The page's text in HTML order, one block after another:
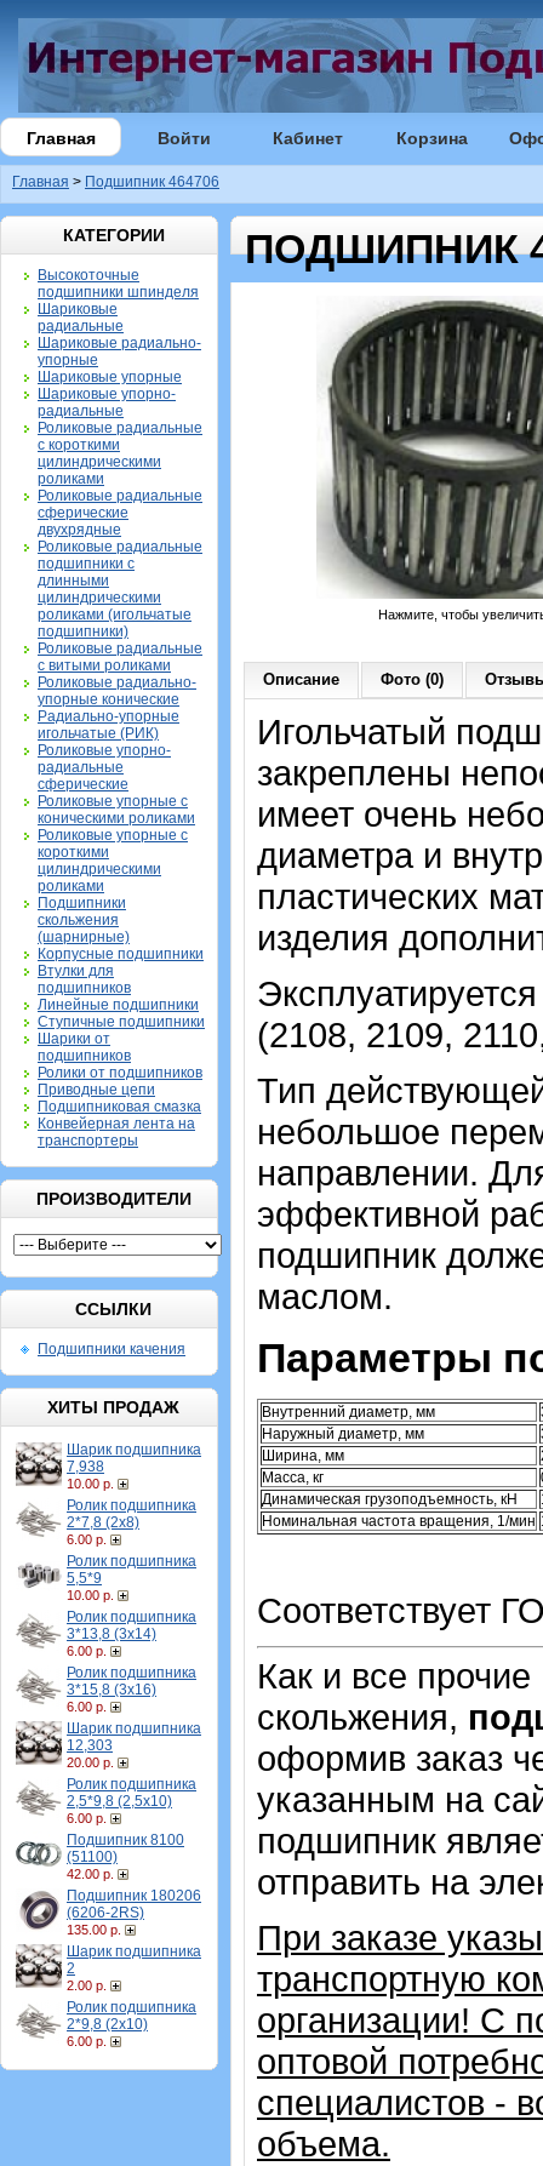
Главная Войти Кабинет Корзина
Главная > Подшипник 464706
КАТЕГОРИИ
Высокоточные
подшипники шпинделя
Шариковые
радиальные
Шариковые радиально-
упорные
Шариковые упорные
Шариковые упорно-
радиальные
Роликовые радиальные
с короткими
цилиндрическими
роликами
Роликовые радиальные
сферические
двухрядные
Роликовые радиальные
подшипники с
длинными
цилиндрическими
роликами (игольчатые
подшипники)
Роликовые радиальные
с витыми роликами
Роликовые радиально-
упорные конические
Радиально-упорные
игольчатые (РИК)
Роликовые упорно-
радиальные
сферические
Роликовые упорные с
коническими роликами
Роликовые упорные с
короткими
цилиндрическими
роликами
Подшипники
скольжения
(шарнирные)
Корпусные подшипники
Втулки для
подшипников
Линейные подшипники
Ступичные подшипники
Шарики от
подшипников
Ролики от подшипников
Приводные цепи
Подшипниковая смазка
Конвейерная лента на
транспортеры
ПРОИЗВОДИТЕЛИ
ССЫЛКИ
Подшипники качения
ХИТЫ ПРОДАЖ
Шарик подшипника
7,938
10.00 р.
Ролик подшипника
2*7,8 (2х8)
6.00 р.
Ролик подшипника
5,5*9
10.00 р.
Ролик подшипника
3*13,8 (3х14)
6.00 р.
Ролик подшипника
3*15,8 (3х16)
6.00 р.
Шарик подшипника
12,303
20.00 р.
Ролик подшипника
2,5*9,8 (2,5х10)
6.00 р.
Подшипник 8100
(51100)
42.00 р.
Подшипник 180206
(6206-2RS)
135.00 р.
Шарик подшипника
2
2.00 р.
Ролик подшипника
2*9,8 (2х10)
6.00 р.
ПОДШИПНИК
Нажмите, чтобы
Описание Фото (0)
Игольчатый
закреплены
имеет очень
диаметра и
пластических
изделия
(2108, 2109,
Тип
небольшое
направлении.
эффективной
подшипник
маслом.
Параметры
Внутренний диаметр, мм
Наружный диаметр, мм
Ширина, мм
Масса, кг
Динамическая грузоподъемность, кН
Номинальная частота вращения, 1/мин
Соответствует
Как и все
скольжения,
оформив заказ
указанным на
подшипник
отправить на
При заказе
транспортную
организации! С
оптовой
специалистов -
объема.